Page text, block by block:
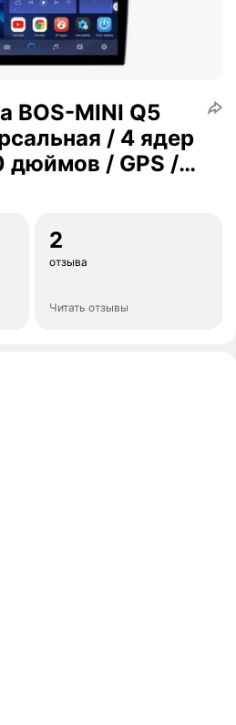
BOS-MINI Q5
/ 4 ядер
дюймов / GPS /
/ 2din /
2
отзыва
Читать отзывы